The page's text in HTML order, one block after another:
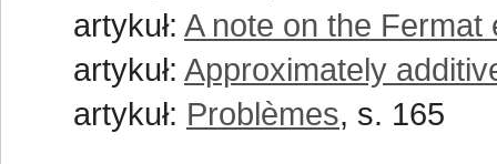
artykuł: A note on the Fermat
artykuł: Approximately
artykuł: Problèmes, s. 165